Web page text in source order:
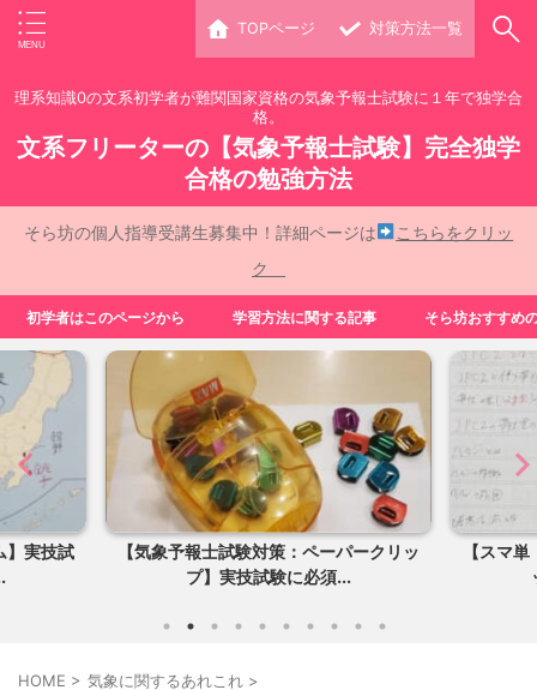
TOPページ 対策方法一覧
理系知識0の文系初学者が難関国家資格の気象予報士試験に１年で独学合
格。
文系フリーターの【気象予報士試験】完全独学
合格の勉強方法
そら坊の個人指導受講生募集中！詳細ページは
こちらをクリッ
ク
初学者はこのページから 学習方法に関する記事 そら坊おすすめ
策：ペーパークリッ
験に必須...
【スマ単：気象予報士試験対策用暗記グ
ッズ】学科・実技の...
HOME > 気象に関するあれこれ >